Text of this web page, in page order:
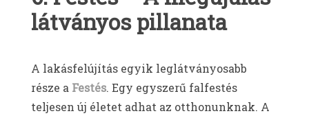
látványos pillanata
A lakásfelújítás egyik leglátványosabb
része a Festés. Egy egyszerű falfestés
teljesen új életet adhat az otthonunknak. A